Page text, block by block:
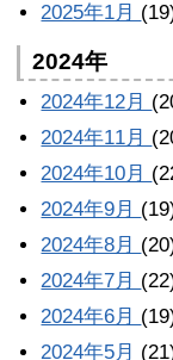
2025年1月
2024年
2024年12月
2024年11月
2024年10月
2024年9月
2024年8月
2024年7月
2024年6月
2024年5月